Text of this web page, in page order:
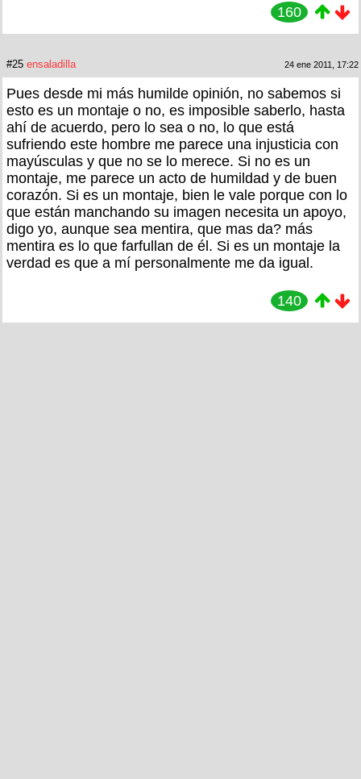
160
#25 ensaladilla 24 ene 2011, 17:22
Pues desde mi más humilde opinión, no sabemos si
esto es un montaje o no, es imposible saberlo, hasta
ahí de acuerdo, pero lo sea o no, lo que está
sufriendo este hombre me parece una injusticia con
mayúsculas y que no se lo merece. Si no es un
montaje, me parece un acto de humildad y de buen
corazón. Si es un montaje, bien le vale porque con lo
que están manchando su imagen necesita un apoyo,
digo yo, aunque sea mentira, que mas da? más
mentira es lo que farfullan de él. Si es un montaje la
verdad es que a mí personalmente me da igual.
140